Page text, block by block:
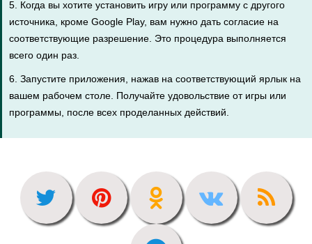
5. Когда вы хотите установить игру или программу с другого
источника, кроме Google Play, вам нужно дать согласие на
соответствующие разрешение. Это процедура выполняется
всего один раз.
6. Запустите приложения, нажав на соответствующий ярлык на
вашем рабочем столе. Получайте удовольствие от игры или
программы, после всех проделанных действий.